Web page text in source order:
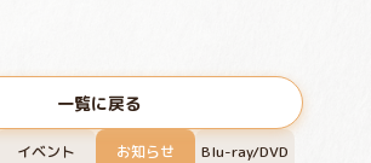
イベント お知らせ Blu-ray/DVD
一覧に戻る